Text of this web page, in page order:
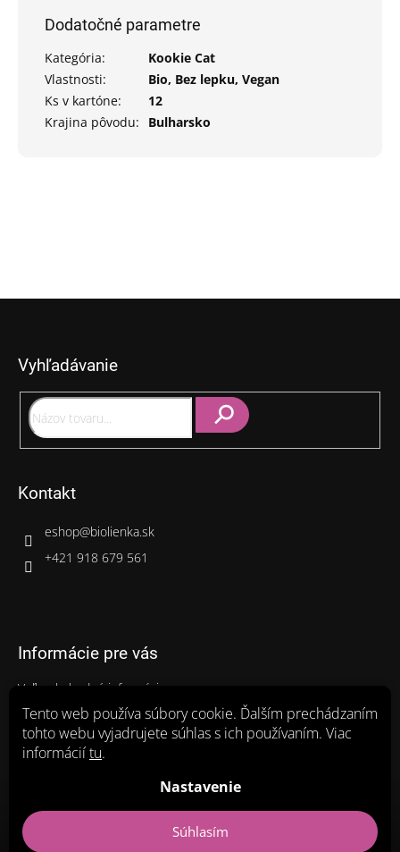
Tento web používa súbory cookie. Ďalším prechádzaním
tohto webu vyjadrujete súhlas s ich používaním. Viac
informáciítu.
Nastavenie
Súhlasím
Dodatočné parametre
Kategória:
Kookie Cat
Vlastnosti:
Bio, Bez lepku, Vegan
Ks v kartóne:
12
Krajina pôvodu: Bulharsko
Vyhľadávanie
Kontakt
eshop@biolienka.sk
+421 918 679 561
Informácie pre vás
Veľkoobchodné informácie
Gastro balenia
Ako nakupovať
Obchodné podmienky
Zásady ochrany osobných údajov a poučenie o cookies